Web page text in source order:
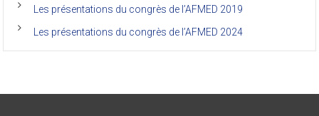
Les présentations du congrès de l’AFMED 2019
Les présentations du congrès de l’AFMED 2024